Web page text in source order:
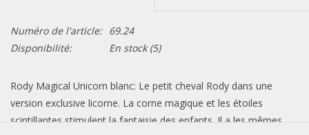
Numéro de l'article: 69.24
Disponibilité:
En stock(5)
Rody Magical Unicorn blanc: Le petit cheval Rody dans une
version exclusive licorne. La corne magique et les étoiles
scintillantes stimulent la fantaisie des enfants. Il a les mêmes